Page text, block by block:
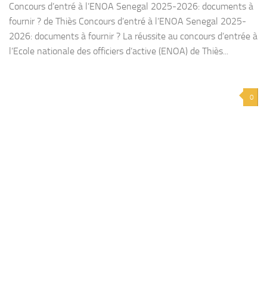
Concours d’entré à l’ENOA Senegal 2025-2026: documents à
fournir ? de Thiès Concours d’entré à l’ENOA Senegal 2025-
2026: documents à fournir ? La réussite au concours d’entrée à
l’Ecole nationale des officiers d’active (ENOA) de Thiès...
0